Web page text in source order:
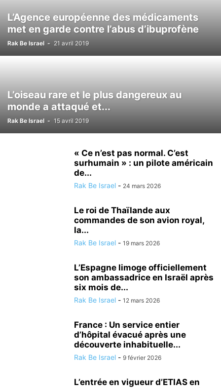
L’Agence européenne des médicaments
met en garde contre l’abus d’ibuprofène
Rak Be Israel - 21 avril 2019
L’oiseau rare et le plus dangereux au
monde a attaqué et...
Rak Be Israel - 15 avril 2019
« Ce n’est pas normal. C’est
surhumain » : un pilote américain
de...
Rak Be Israel - 24 mars 2026
Le roi de Thaïlande aux
commandes de son avion royal,
la...
Rak Be Israel - 19 mars 2026
L’Espagne limoge officiellement
son ambassadrice en Israël après
six mois de...
Rak Be Israel - 12 mars 2026
France : Un service entier
d’hôpital évacué après une
découverte inhabituelle...
Rak Be Israel - 9 février 2026
L’entrée en vigueur d’ETIAS en